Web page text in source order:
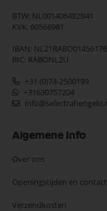
BTW: NL001406482B41
KVK: 60566981
IBAN:
BIC: RABONL2U
+31 (0)74-2500199
+31630757204
Algemene Info
Over ons
Openingstijden en contact
Verzendkosten